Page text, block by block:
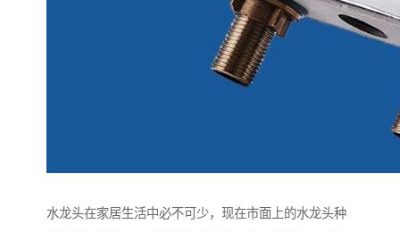
水龙头在家居生活中必不可少，现在市面上的水龙头种